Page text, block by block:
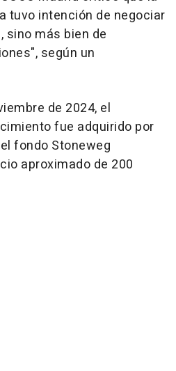
tuvo intención de negociar
sino más bien de
según un
de 2024, el
fue adquirido por
fondo Stoneweg
aproximado de 200